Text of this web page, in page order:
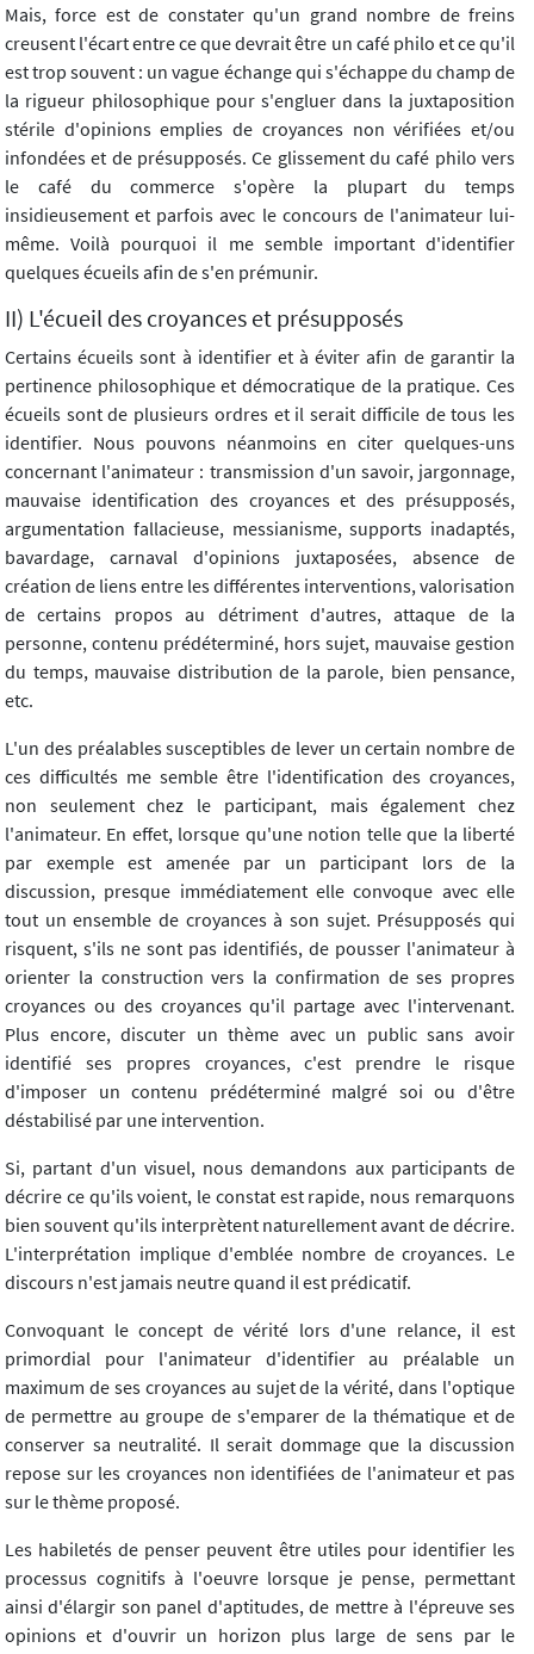
Mais, force est de constater qu'un grand nombre de freins
creusent l'écart entre ce que devrait être un café philo et ce qu'il
est trop souvent : un vague échange qui s'échappe du champ de
la rigueur philosophique pour s'engluer dans la juxtaposition
stérile d'opinions emplies de croyances non vérifiées et/ou
infondées et de présupposés. Ce glissement du café philo vers
le café du commerce s'opère la plupart du temps
insidieusement et parfois avec le concours de l'animateur lui-
même. Voilà pourquoi il me semble important d'identifier
quelques écueils afin de s'en prémunir.
II) L'écueil des croyances et présupposés
Certains écueils sont à identifier et à éviter afin de garantir la
pertinence philosophique et démocratique de la pratique. Ces
écueils sont de plusieurs ordres et il serait difficile de tous les
identifier. Nous pouvons néanmoins en citer quelques-uns
concernant l'animateur : transmission d'un savoir, jargonnage,
mauvaise identification des croyances et des présupposés,
argumentation fallacieuse, messianisme, supports inadaptés,
bavardage, carnaval d'opinions juxtaposées, absence de
création de liens entre les différentes interventions, valorisation
de certains propos au détriment d'autres, attaque de la
personne, contenu prédéterminé, hors sujet, mauvaise gestion
du temps, mauvaise distribution de la parole, bien pensance,
etc.
L'un des préalables susceptibles de lever un certain nombre de
ces difficultés me semble être l'identification des croyances,
non seulement chez le participant, mais également chez
l'animateur. En effet, lorsque qu'une notion telle que la liberté
par exemple est amenée par un participant lors de la
discussion, presque immédiatement elle convoque avec elle
tout un ensemble de croyances à son sujet. Présupposés qui
risquent, s'ils ne sont pas identifiés, de pousser l'animateur à
orienter la construction vers la confirmation de ses propres
croyances ou des croyances qu'il partage avec l'intervenant.
Plus encore, discuter un thème avec un public sans avoir
identifié ses propres croyances, c'est prendre le risque
d'imposer un contenu prédéterminé malgré soi ou d'être
déstabilisé par une intervention.
Si, partant d'un visuel, nous demandons aux participants de
décrire ce qu'ils voient, le constat est rapide, nous remarquons
bien souvent qu'ils interprètent naturellement avant de décrire.
L'interprétation implique d'emblée nombre de croyances. Le
discours n'est jamais neutre quand il est prédicatif.
Convoquant le concept de vérité lors d'une relance, il est
primordial pour l'animateur d'identifier au préalable un
maximum de ses croyances au sujet de la vérité, dans l'optique
de permettre au groupe de s'emparer de la thématique et de
conserver sa neutralité. Il serait dommage que la discussion
repose sur les croyances non identifiées de l'animateur et pas
sur le thème proposé.
Les habiletés de penser peuvent être utiles pour identifier les
processus cognitifs à l'oeuvre lorsque je pense, permettant
ainsi d'élargir son panel d'aptitudes, de mettre à l'épreuve ses
opinions et d'ouvrir un horizon plus large de sens par le